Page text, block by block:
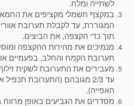
לשתייה ומלח.
במקצף חשמלי מקציפים את
המגוררת, עד לקבלת תערובת
תוך כדי הקצפה, את הביצים.
מנמיכים את מהירות ההקצפה
תערובת הקמח והחלב, בפעמיים
מעבירים את התערובת לשקית
עד 2/3 מגובהם (התערובת
האפייה).
מסדרים את הגביעים באופן מרווח